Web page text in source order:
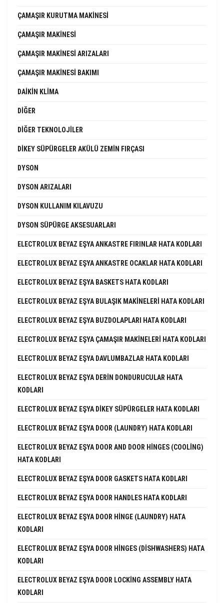
ÇAMAŞIR KURUTMA MAKINESI
ÇAMAŞIR MAKINESI
ÇAMAŞIR MAKINESI ARIZALARI
ÇAMAŞIR MAKINESI BAKIMI
DAIKIN KLIMA
DIĞER
DIĞER TEKNOLOJILER
DIKEY SÜPÜRGELER AKÜLÜ ZEMIN FIRÇASI
DYSON
DYSON ARIZALARI
DYSON KULLANIM KILAVUZU
DYSON SÜPÜRGE AKSESUARLARI
ELECTROLUX BEYAZ EŞYA ANKASTRE FIRINLAR HATA KODLARI
ELECTROLUX BEYAZ EŞYA ANKASTRE OCAKLAR HATA KODLARI
ELECTROLUX BEYAZ EŞYA BASKETS HATA KODLARI
ELECTROLUX BEYAZ EŞYA BULAŞIK MAKINELERI HATA KODLARI
ELECTROLUX BEYAZ EŞYA BUZDOLAPLARI HATA KODLARI
ELECTROLUX BEYAZ EŞYA ÇAMAŞIR MAKINELERI HATA KODLARI
ELECTROLUX BEYAZ EŞYA DAVLUMBAZLAR HATA KODLARI
ELECTROLUX BEYAZ EŞYA DERIN DONDURUCULAR HATA
KODLARI
ELECTROLUX BEYAZ EŞYA DIKEY SÜPÜRGELER HATA KODLARI
ELECTROLUX BEYAZ EŞYA DOOR (LAUNDRY) HATA KODLARI
ELECTROLUX BEYAZ EŞYA DOOR AND DOOR HINGES (COOLING)
HATA KODLARI
ELECTROLUX BEYAZ EŞYA DOOR GASKETS HATA KODLARI
ELECTROLUX BEYAZ EŞYA DOOR HANDLES HATA KODLARI
ELECTROLUX BEYAZ EŞYA DOOR HINGE (LAUNDRY) HATA
KODLARI
ELECTROLUX BEYAZ EŞYA DOOR HINGES (DISHWASHERS) HATA
KODLARI
ELECTROLUX BEYAZ EŞYA DOOR LOCKING ASSEMBLY HATA
KODLARI